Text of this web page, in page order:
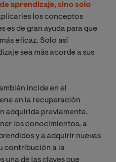
aprendizaje, sino solo
los conceptos
es de gran ayuda para que
eficaz. Solo así
sea más acorde a sus
incide en el
en la recuperación
adquirida previamente.
los conocimientos, a
y a adquirir nuevas
contribución a la
una de las claves que